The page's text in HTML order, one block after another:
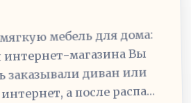
мебель для дома:
интернет-магазина Вы
заказывали диван или
а после распа…